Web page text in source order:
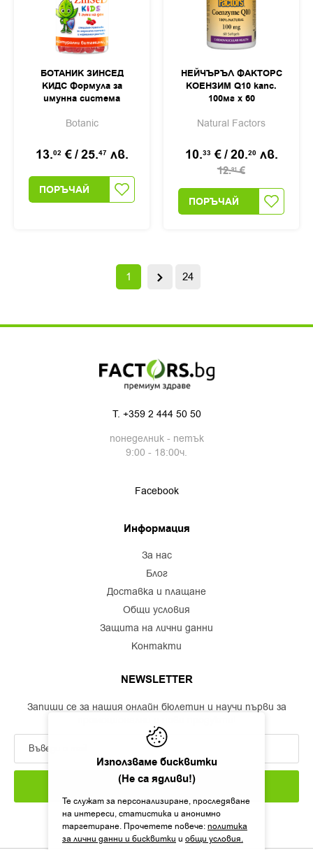
Използваме бисквитки
(Не са ядливи!)
Те служат за персонализиране, проследяване
на интереси, статистика и анонимно
таргетиране. Прочетете повече:политика
за лични данни и бисквитки и общи условия.
БОТАНИК ЗИНСЕД
КИДС Формула за
имунна система
Botanic
13.02 €/25.47 лв.
ПОРЪЧАЙ
НЕЙЧЪРЪЛ ФАКТОРС
КОЕНЗИМ Q10 капс.
100мг х 60
Natural Factors
10.33 €/20.20 лв.
12.91 €
ПОРЪЧАЙ
1 24
T. +359 2 444 50 50
понеделник - петък
9:00 - 18:00ч.
Facebook
Информация
за нас
блог
доставка и плащане
общи условия
защита на лични данни
контакти
NEWSLETTER
Запиши се за нашия онлайн бюлетин и научи първи за
ЗАПИШИ СЕ